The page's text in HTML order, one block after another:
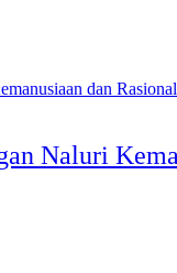
Naluri